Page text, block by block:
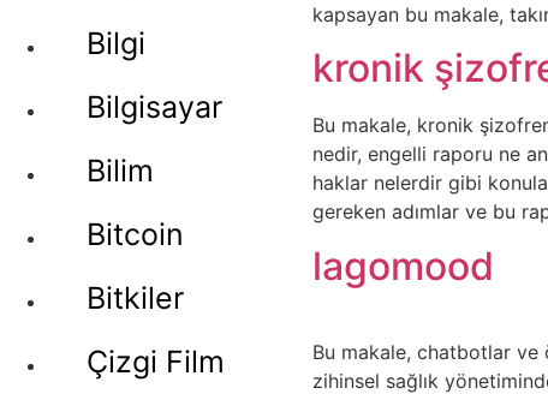
Bilgi
Bilgisayar
Bilim
Bitcoin
Bitkiler
Çizgi Film
kapsayan bu makale,
kronik
Bu makale, kronik
nedir, engelli raporu ne
haklar nelerdir gibi
gereken adımlar ve bu
lagomood
Bu makale, chatbotlar ve
zihinsel sağlık